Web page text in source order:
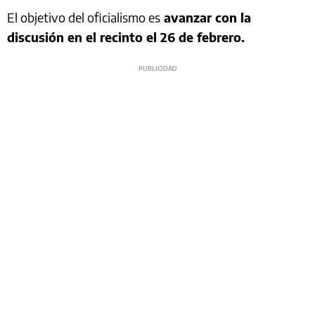
El objetivo del oficialismo es avanzar con la
discusión en el recinto el 26 de febrero.